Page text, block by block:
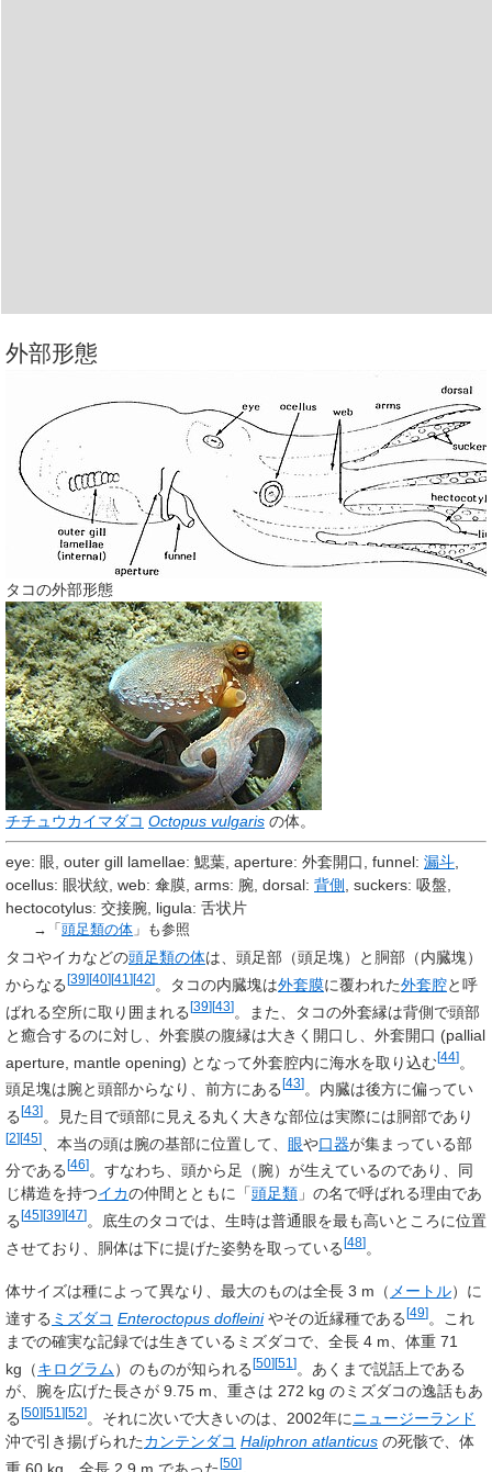
外部形態
タコの外部形態
チチュウカイマダコ Octopus vulgarisの体。
eye: 眼, outer gill lamellae: 鰓葉, aperture: 外套開口, funnel: 漏斗,
ocellus: 眼状紋, web: 傘膜, arms: 腕, dorsal: 背側 , suckers: 吸盤,
hectocotylus: 交接腕, ligula: 舌状片
→「 頭足類の体」も参照
タコやイカなどの頭足類の体は、頭足部（頭足塊）と胴部（内臓塊）
からなる [39][40][41 ][42]。タコの内臓塊は外套膜に覆われた外套腔と呼
ばれる空所に取り囲まれる [39][43]。また、タコの外套縁は背側で頭部
と癒合するのに対し、外套膜の腹縁は大きく開口し、外套開口 (pallial
aperture, mantle opening) となって外套腔内に海水を取り込む[44]。
頭足塊は腕と頭部からなり、前方にある [43]。内臓は後方に偏ってい
る [43]。見た目で頭部に見える丸く大きな部位は実際には胴部であり
[2][45]、本当の頭は腕の基部に位置して、 眼や口器が集まっている部
分である [46]。すなわち、頭から足（腕）が生えているのであり、同
じ構造を持つイカの仲間とともに「頭足類」の名で呼ばれる理由であ
る [45][39][47]。底生のタコでは、生時は普通眼を最も高いところに位置
させており、胴体は下に提げた姿勢を取っている[48]。
体サイズは種によって異なり、最大のものは全長 3 m （ メートル）
に
達する ミズダコ Enteroctopus dofleiniやその近縁種である[49]。これ
までの確実な記録では生きているミズダコで、全長 4 m、体重 71
kg （キログラム） のものが知られる[50][51 ]。あくまで説話上である
が、腕を広げた長さが 9.75 m、重さは 272 kg のミズダコの逸話もあ
る [50][51 ][52]。それに次いで大きいのは、2002年にニュージーランド
沖で引き揚げられたカンテンダコ Haliphron atlanticusの死骸で、体
重 60 kg、全長 2.9 m であった[50]。